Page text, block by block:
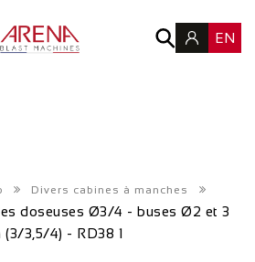
EN
Divers cabines à manches
doseuses Ø3/4 - buses Ø2 et 3
(3/3,5/4) - RD38 1